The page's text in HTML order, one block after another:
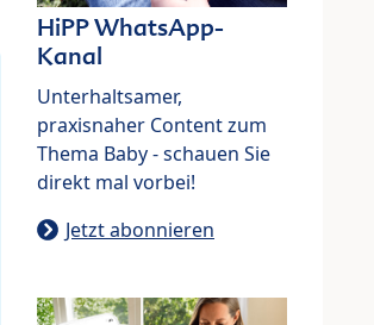
HiPP WhatsApp-
Kanal
Unterhaltsamer,
praxisnaher Content zum
Thema Baby - schauen Sie
direkt mal vorbei!
Jetzt abonnieren